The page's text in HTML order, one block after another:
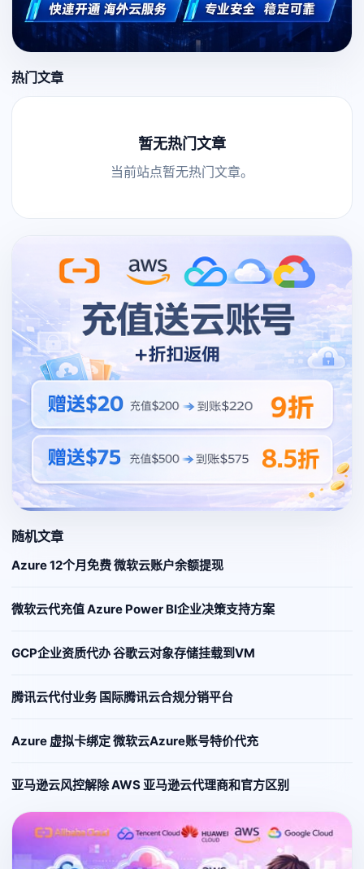
热门文章
暂无热门文章
当前站点暂无热门文章。
随机文章
Azure 12个月免费 微软云账户余额提现
微软云代充值 Azure Power BI企业决策支持方案
GCP企业资质代办 谷歌云对象存储挂载到VM
腾讯云代付业务 国际腾讯云合规分销平台
Azure 虚拟卡绑定 微软云Azure账号特价代充
亚马逊云风控解除 AWS 亚马逊云代理商和官方区别